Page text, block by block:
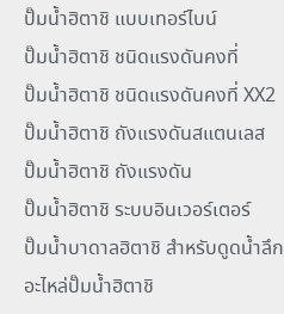
ปั๊มน้ำฮิตาชิ แบบเทอร์ไบน์
ปั๊มน้ำฮิตาชิ ชนิดแรงดันคงที่
ปั๊มน้ำฮิตาชิ ชนิดแรงดันคงที่ XX2
ปั๊มน้ำฮิตาชิ ถังแรงดันสแตนเลส
ปั๊มน้ำฮิตาชิ ถังแรงดัน
ปั๊มน้ำฮิตาชิ ระบบอินเวอร์เตอร์
ปั๊มน้ำบาดาลฮิตาชิ สำหรับดูดน้ำลึก
อะไหล่ปั๊มน้ำฮิตาชิ